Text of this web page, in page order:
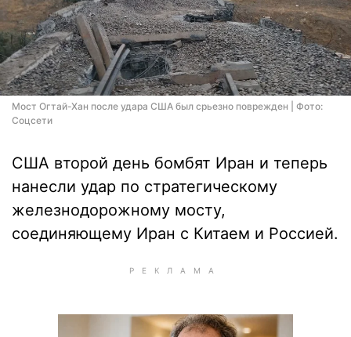
Мост Огтай-Хан после удара США был срьезно поврежден | Фото:
Соцсети
США второй день бомбят Иран и теперь
нанесли удар по стратегическому
железнодорожному мосту,
соединяющему Иран с Китаем и Россией.